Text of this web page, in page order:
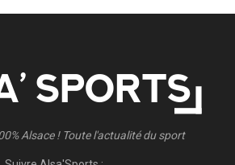
Alsace ! Toute l'actualité du sport